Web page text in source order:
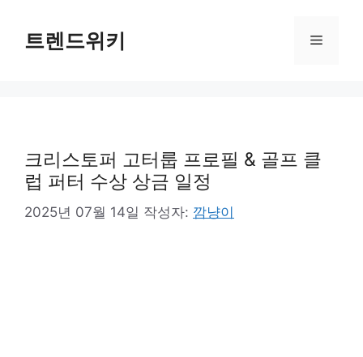
트렌드위키 메
크리스토퍼 고터룹 프로필 & 골프 클
럽 퍼터 수상 상금 일정
2025년 07월 14일 작성자: 깜냥이